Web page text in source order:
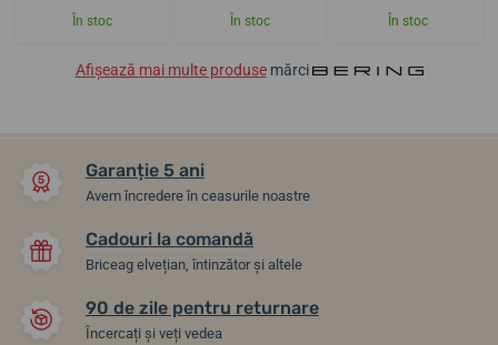
În stoc În stoc În stoc
Afișează mai multe produsemărci
Garanție 5 ani
Avem încredere în ceasurile noastre
Cadouri la comandă
Briceag elvețian, întinzător și altele
90 de zile pentru returnare
Încercați și veți vedea